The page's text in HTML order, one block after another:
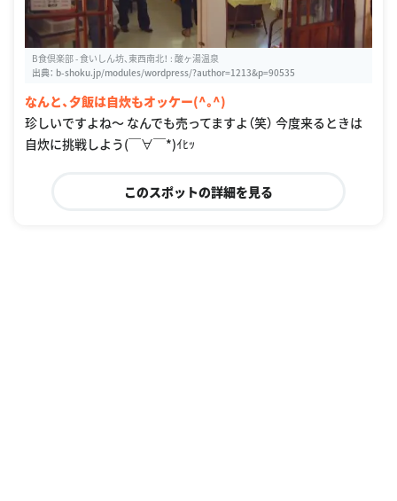
B食倶楽部 - 食いしん坊、東西南北！ : 酸ヶ湯温泉
出典： b-shoku.jp/modules/wordpress/?author=1213&p=90535
なんと、夕飯は自炊もオッケー(^｡^)
珍しいですよね〜 なんでも売ってますよ（笑） 今度来るときは
自炊に挑戦しよう(￣∀￣*)ｲﾋｯ
このスポットの詳細を見る